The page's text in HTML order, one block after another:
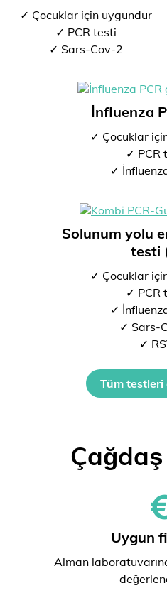
✓ Çocuklar için uygundur
✓ PCR testi
✓ Sars-Cov-2
İnfluenza
✓ Çocuklar
✓ PCR
✓
Solunum yolu
testi
✓ Çocuklar
✓ PCR
✓
✓ Sars-
✓
Tüm
Uygun
Alman